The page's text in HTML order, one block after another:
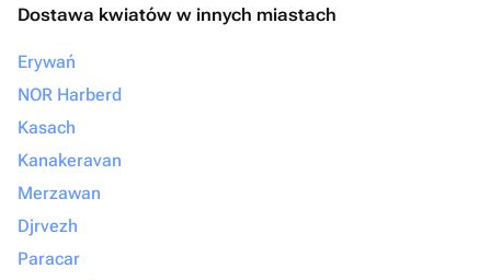
Dostawa kwiatów w innych miastach
Erywań
NOR Harberd
Kasach
Kanakeravan
Merzawan
Djrvezh
Paracar